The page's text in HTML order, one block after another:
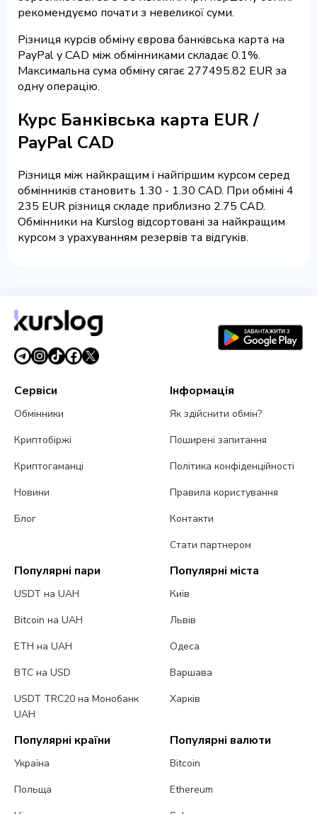
рекомендуємо почати з невеликої суми.
Різниця курсів обміну єврова банківська карта на
PayPal у CAD між обмінниками складає 0.1%.
Максимальна сума обміну сягає 277495.82 EUR за
одну операцію.
Курс Банківська карта EUR /
PayPal CAD
Різниця між найкращим і найгіршим курсом серед
обмінників становить 1.30 - 1.30 CAD. При обміні 4
235 EUR різниця складе приблизно 2.75 CAD.
Обмінники на Kurslog відсортовані за найкращим
курсом з урахуванням резервів та відгуків.
Сервіси
Обмінники
Криптобіржі
Криптогаманці
Новини
Блог
Інформація
Як здійснити обмін?
Поширені запитання
Політика конфіденційності
Правила користування
Контакти
Стати партнером
Популярні пари
USDT на UAH
Bitcoin на UAH
ETH на UAH
BTC на USD
USDT TRC20 на Монобанк
UAH
Популярні міста
Київ
Львів
Одеса
Варшава
Харків
Популярні країни
Україна
Польща
Популярні валюти
Bitcoin
Ethereum